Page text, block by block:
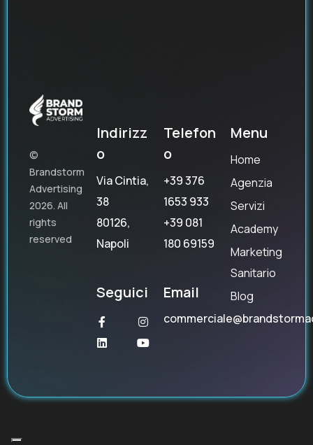
©
Brandstorm
Advertising
2026. All
rights
reserved
Indirizz
o
Via Cintia,
38
80126,
Napoli
Seguici
Telefon
o
+39 376
1653 933
+39 081
180 69159
Email
Menu
Home
Agenzia
Servizi
Academy
Marketing
Sanitario
Blog